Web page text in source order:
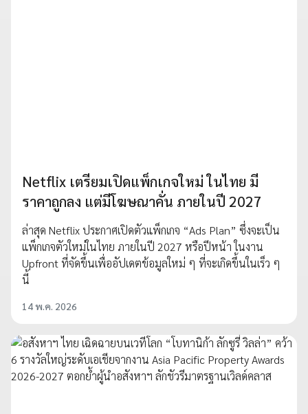
Netflix เตรียมเปิดแพ็กเกจใหม่ ในไทย มี
ราคาถูกลง แต่มีโฆษณาคั่น ภายในปี 2027
ล่าสุด Netflix ประกาศเปิดตัวแพ็กเกจ “Ads Plan” ซึ่งจะเป็น
แพ็กเกจตัวใหม่ในไทย ภายในปี 2027 หรือปีหน้า ในงาน
Upfront ที่จัดขึ้นเพื่ออัปเดตข้อมูลใหม่ ๆ ที่จะเกิดขึ้นในเร็ว ๆ
นี้
14 พ.ค. 2026